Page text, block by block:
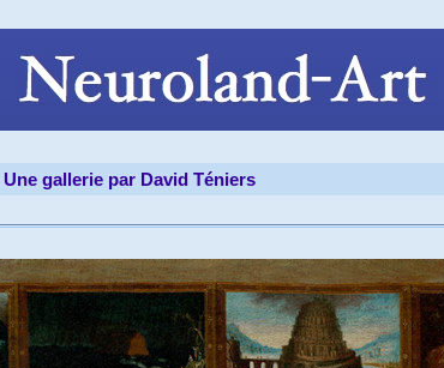
Une gallerie par David Téniers